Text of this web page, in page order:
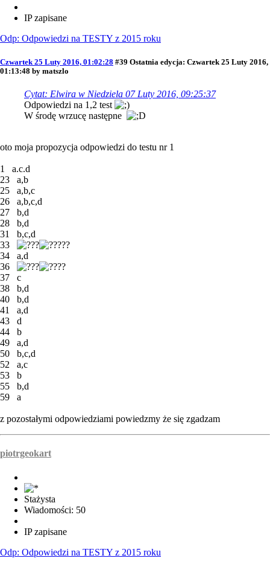
IP zapisane
Odp: Odpowiedzi na TESTY z 2015 roku
Czwartek 25 Luty 2016, 01:02:28 #39 Ostatnia edycja: Czwartek 25 Luty 2016,
01:13:48 by matszlo
Cytat: Elwira w Niedziela 07 Luty 2016, 09:25:37
Odpowiedzi na 1,2 test
W środę wrzucę następne
oto moja propozycja odpowiedzi do testu nr 1
1 a.c.d
23 a,b
25 a,b,c
26 a,b,c,d
27 b,d
28 b,d
31 b,c,d
33
??
34 a,d
36
?
37 c
38 b,d
40 b,d
41 a,d
43 d
44 b
49 a,d
50 b,c,d
52 a,c
53 b
55 b,d
59 a
z pozostałymi odpowiedziami powiedzmy że się zgadzam
piotrgeokart
Stażysta
Wiadomości: 50
IP zapisane
Odp: Odpowiedzi na TESTY z 2015 roku